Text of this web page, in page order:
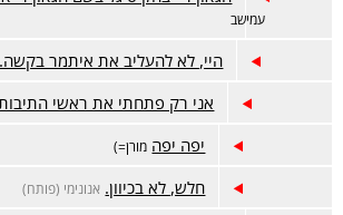
עמישב
היי, לא להעליב את איתמר בקשה.
אני רק פתחתי את ראשי
יפה יפה מורן=)
חלש, לא בכיוון. אנונימי (פותח)